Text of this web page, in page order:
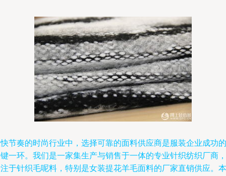
节奏的时尚行业中，选择可靠的面料供应商是服装企业成功的
一环。我们是一家集生产与销售于一体的专业针织纺织厂商，
于针织毛呢料，特别是女装提花羊毛面料的厂家直销供应。本